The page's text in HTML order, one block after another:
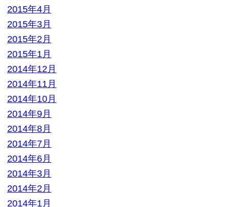
専門書
教材・教科書
未分類
洋書
漫画
漫画・本
▼ 実施中のキャンペーン
キャンペーン
大口査定
▼ サイトメニュー
トップページ